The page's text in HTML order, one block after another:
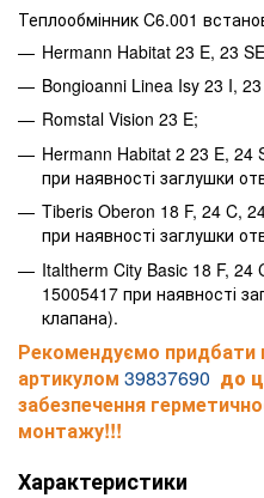
Теплообмінник C6.001
Hermann Habitat 23 E, 23
Bongioanni Linea Isy 23 I,
Romstal Vision 23 E;
Hermann Habitat 2 23 E, 24
при наявності заглушки
Tiberis Oberon 18 F, 24 C,
при наявності заглушки
Italtherm City Basic 18 F,
15005417 при наявності
клапана).
Рекомендуємо придбати
артикулом 39837690 до
забезпечення
монтажу!!!
Характеристики